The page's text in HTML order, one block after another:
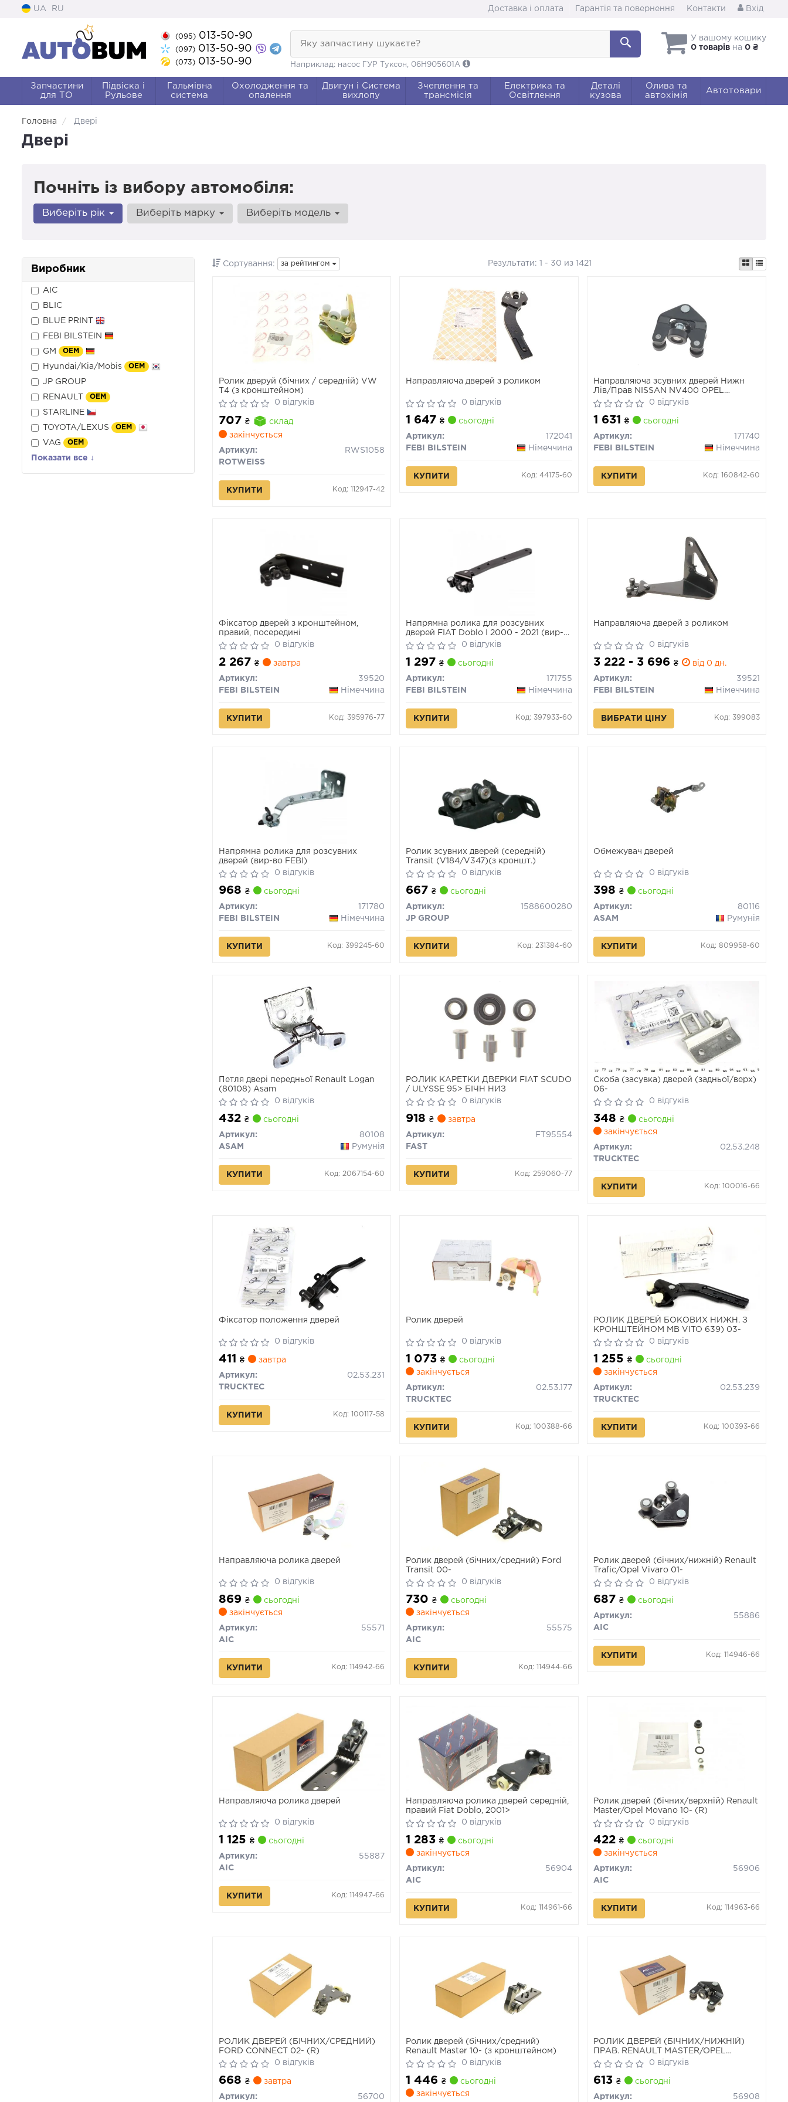
UA RU Доставка і оплата Гарантія та повернення Контакти Вхід
(095)013-50-90
(097)013-50-90
(073)013-50-90
У вашому кошику
0 товарів на 0 ₴
Яку запчастину шукаєте?
Наприклад: насос ГУР Туксон, 06H905601A
Запчастини
для ТО
Підвіска і
Рульове
Гальмівна
система
Охолодження та
опалення
Двигун і Система
вихлопу
Зчеплення та
трансмісія
Електрика та
Освітлення
Деталі
кузова
Олива та
автохімія
Автотовари
Головна Двері
Двері
Почніть із вибору автомобіля:
Виберіть рік Виберіть марку Виберіть модель
Виробник
AIC
BLIC
BLUE PRINT
FEBI BILSTEIN
GM OEM
Hyundai/Kia/Mobis OEM
JP GROUP
RENAULT OEM
STARLINE
TOYOTA/LEXUS OEM
VAG OEM
Показати все ↓
Сортування: за рейтингом Результати: 1 - 30 из 1421
Ролик дверуй (бічних / середній) VW
T4 (з кронштейном)
0 відгуків
707 ₴
склад
закінчується
Артикул:
RWS1058
ROTWEISS
КУПИТИ Код: 112947-42
Направляюча дверей з роликом
0 відгуків
1 647₴ сьогодні
Артикул:
172041
FEBI BILSTEIN
Німеччина
КУПИТИ Код: 44175-60
Направляюча зсувних дверей Нижн
Лів/Прав NISSAN NV400 OPEL
MOVANO B RENAULT MASTER III 02.10-
0 відгуків
1 631₴ сьогодні
Артикул:
171740
FEBI BILSTEIN
Німеччина
КУПИТИ Код: 160842-60
Фiксатор дверей з кронштейном,
правий, посерединi
0 відгуків
2 267 ₴ завтра
Артикул:
39520
FEBI BILSTEIN
Німеччина
КУПИТИ Код: 395976-77
Напрямна ролика для розсувних
дверей FIAT Doblo I 2000 - 2021 (вир-
во FEBI)
0 відгуків
1 297₴ сьогодні
Артикул:
171755
FEBI BILSTEIN
Німеччина
КУПИТИ Код: 397933-60
Направляюча дверей з роликом
0 відгуків
3 222 - 3 696₴ від 0 дн.
Артикул:
39521
FEBI BILSTEIN
Німеччина
ВИБРАТИ ЦІНУ Код: 399083
Напрямна ролика для розсувних
дверей (вир-во FEBI)
0 відгуків
968 ₴ сьогодні
Артикул:
171780
FEBI BILSTEIN
Німеччина
КУПИТИ Код: 399245-60
Ролик зсувних дверей (середній)
Transit (V184/V347)(з кроншт.)
0 відгуків
667₴ сьогодні
Артикул:
1588600280
JP GROUP
КУПИТИ Код: 231384-60
Обмежувач дверей
0 відгуків
398₴ сьогодні
Артикул:
80116
ASAM
Румунія
КУПИТИ Код: 809958-60
Петля двері передньої Renault Logan
(80108) Asam
0 відгуків
432 ₴ сьогодні
Артикул:
80108
ASAM
Румунія
КУПИТИ Код: 2067154-60
РОЛИК КАРЕТКИ ДВЕРКИ FIAT SCUDO
/ ULYSSE 95> БІЧН НИЗ
0 відгуків
918₴ завтра
Артикул:
FT95554
FAST
КУПИТИ Код: 259060-77
Скоба (засувка) дверей (задньої/верх)
06-
0 відгуків
348₴
сьогодні
закінчується
Артикул:
02.53.248
TRUCKTEC
КУПИТИ Код: 100016-66
Фіксатор положення дверей
0 відгуків
411 ₴ завтра
Артикул:
02.53.231
TRUCKTEC
КУПИТИ Код: 100117-58
Ролик дверей
0 відгуків
1 073₴
сьогодні
закінчується
Артикул:
02.53.177
TRUCKTEC
КУПИТИ Код: 100388-66
РОЛИК ДВЕРЕЙ БОКОВИХ НИЖН. З
КРОНШТЕЙНОМ MB VITO 639) 03-
0 відгуків
1 255₴
сьогодні
закінчується
Артикул:
02.53.239
TRUCKTEC
КУПИТИ Код: 100393-66
Направляюча ролика дверей
0 відгуків
869 ₴
сьогодні
закінчується
Артикул:
55571
AIC
КУПИТИ Код: 114942-66
Ролик дверей (бічних/средний) Ford
Transit 00-
0 відгуків
730₴
сьогодні
закінчується
Артикул:
55575
AIC
КУПИТИ Код: 114944-66
Ролик дверей (бічних/нижній) Renault
Trafic/Opel Vivaro 01-
0 відгуків
687₴ сьогодні
Артикул:
55886
AIC
КУПИТИ Код: 114946-66
Направляюча ролика дверей
0 відгуків
1 125 ₴ сьогодні
Артикул:
55887
AIC
КУПИТИ Код: 114947-66
Направляюча ролика дверей середній,
правий Fiat Doblo, 2001>
0 відгуків
1 283₴
сьогодні
закінчується
Артикул:
56904
AIC
КУПИТИ Код: 114961-66
Ролик дверей (бічних/верхній) Renault
Master/Opel Movano 10- (R)
0 відгуків
422₴
сьогодні
закінчується
Артикул:
56906
AIC
КУПИТИ Код: 114963-66
РОЛИК ДВЕРЕЙ (БІЧНИХ/СРЕДНИЙ)
FORD CONNECT 02- (R)
0 відгуків
668 ₴ завтра
Артикул: 56700
Ролик дверей (бічних/средний)
Renault Master 10- (з кронштейном)
0 відгуків
1 446₴
сьогодні
закінчується
РОЛИК ДВЕРЕЙ (БІЧНИХ/НИЖНІЙ)
ПРАВ. RENAULT MASTER/OPEL
MOVANO 10-
0 відгуків
613₴ сьогодні
Артикул: 56908